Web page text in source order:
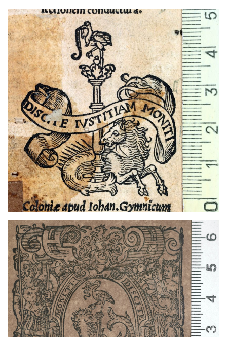
1516 - 1544 Colonia (Alemania)
1597 - 1634
Colonia (Alemania)
1601 - 1630
Mainz (Alemania)